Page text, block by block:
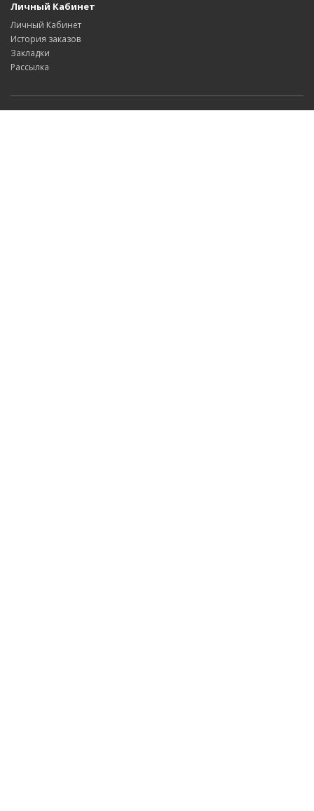
Личный Кабинет
Личный Кабинет
История заказов
Закладки
Рассылка